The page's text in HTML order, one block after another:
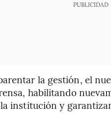
PUBLICIDAD
la gestión, el
habilitando
institución y